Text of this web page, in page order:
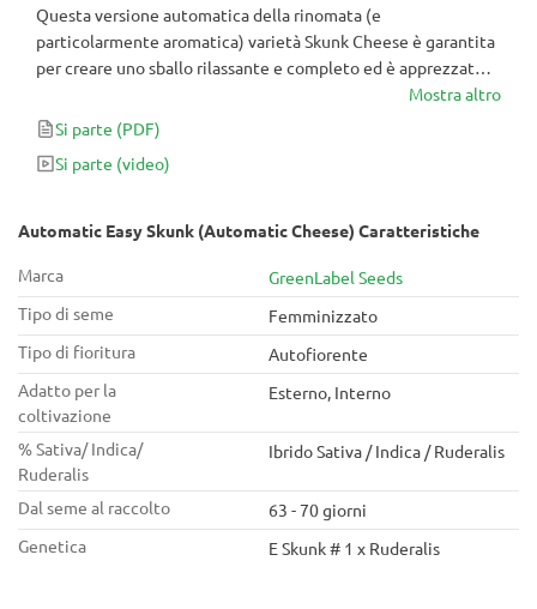
Questa versione automatica della rinomata (e
particolarmente aromatica) varietà Skunk Cheese è garantita
per creare uno sballo rilassante e completo ed è apprezzata
sia dagli utenti terapeutici che da quelli ricreativi.Mostra altro
Si parte (PDF)
Si parte (video)
Automatic Easy Skunk (Automatic Cheese) Caratteristiche
Marca
GreenLabel Seeds
Tipo di seme
Femminizzato
Tipo di fioritura
Autofiorente
Adatto per la
coltivazione
Esterno, Interno
% Sativa/ Indica/
Ruderalis
Ibrido Sativa / Indica / Ruderalis
Dal seme al raccolto
63 - 70 giorni
Genetica
E Skunk # 1 x Ruderalis